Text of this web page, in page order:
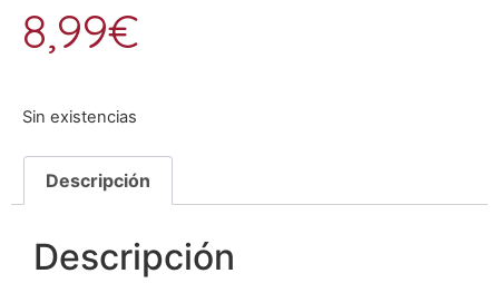
8,99€
Sin existencias
Descripción
Descripción